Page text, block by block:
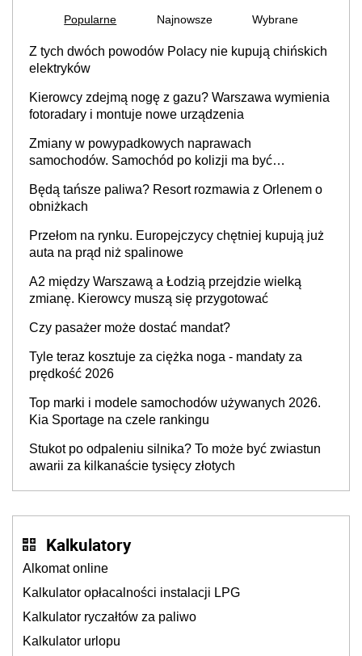
Popularne Najnowsze Wybrane
Z tych dwóch powodów Polacy nie kupują chińskich
elektryków
Kierowcy zdejmą nogę z gazu? Warszawa wymienia
fotoradary i montuje nowe urządzenia
Zmiany w powypadkowych naprawach
samochodów. Samochód po kolizji ma być
producenta
Będą tańsze paliwa? Resort rozmawia z Orlenem o
obniżkach
Przełom na rynku. Europejczycy chętniej kupują już
auta na prąd niż spalinowe
A2 między Warszawą a Łodzią przejdzie wielką
zmianę. Kierowcy muszą się przygotować
Czy pasażer może dostać mandat?
Tyle teraz kosztuje za ciężka noga - mandaty za
prędkość 2026
Top marki i modele samochodów używanych 2026.
Kia Sportage na czele rankingu
Stukot po odpaleniu silnika? To może być zwiastun
awarii za kilkanaście tysięcy złotych
Kalkulatory
Alkomat online
Kalkulator opłacalności instalacji LPG
Kalkulator ryczałtów za paliwo
Kalkulator urlopu